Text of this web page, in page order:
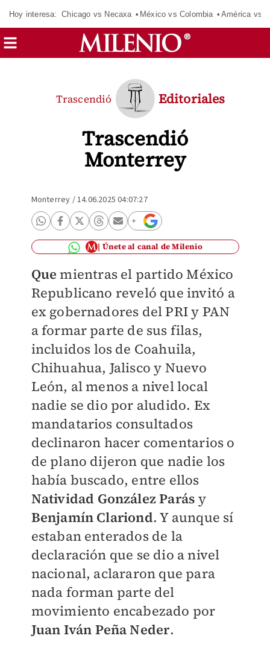
Hoy interesa: Chicago vs Necaxa México vs Colombia América vs
Trascendió
Monterrey
Trascendió Editoriales
Monterrey /14.06.2025 04:07:27
Únete al canal de Milenio
Quemientras el partido México
Republicano reveló que invitó a
ex gobernadores del PRI y PAN
a formar parte de sus filas,
incluidos los de Coahuila,
Chihuahua, Jalisco y Nuevo
León, al menos a nivel local
nadie se dio por aludido. Ex
mandatarios consultados
declinaron hacer comentarios o
de plano dijeron que nadie los
había buscado, entre ellos
Natividad González Parás y
Benjamín Clariond. Y aunque sí
estaban enterados de la
declaración que se dio a nivel
nacional, aclararon que para
nada forman parte del
movimiento encabezado por
Juan Iván Peña Neder.